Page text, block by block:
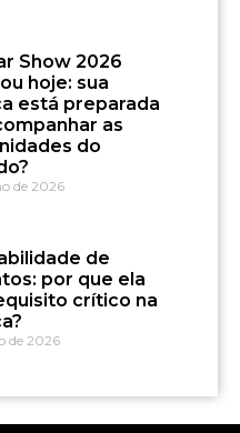
Show 2026
hoje: sua
está preparada
as
do
de 2026
de
por que ela
crítico na
de 2026